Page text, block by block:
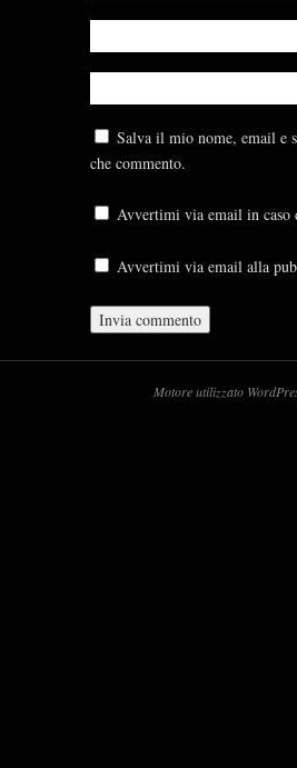
Salva il mio nome, email e
che commento.
Avvertimi via email in caso
Avvertimi via email alla
Motore utilizzato